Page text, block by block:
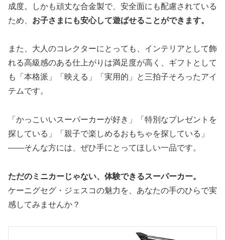
成度。しかも頑丈な合金製で、安全面にも配慮されている
ため、 お子さまにも安心して遊ばせることができます。
また、大人のコレクターにとっても、インテリアとして飾
れる高級感のある仕上がりは満足度が高く、ギフトとして
も「本格派」「映える」「実用的」と三拍子そろったアイ
テムです。
「かっこいいスーパーカーが好き」「特別なプレゼントを
探している」「親子で楽しめるおもちゃを探している」
——そんな方には、ぜひ手にとってほしい一品です。
ただのミニカーじゃない、体験できるスーパーカー。
ケーニグセグ・ジェスコの魅力を、あなたの手のひらで実
感してみませんか？